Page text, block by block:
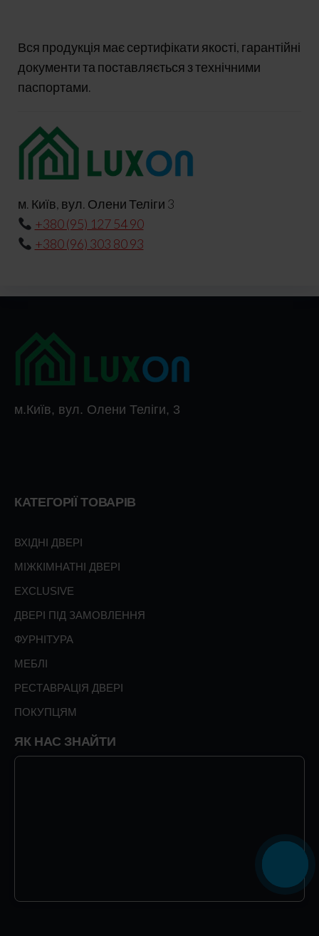
Вся продукція має сертифікати якості, гарантійні
документи та поставляється з технічними
паспортами.
м. Київ, вул. Олени Теліги 3
+380 (95) 127 54 90
+380 (96) 303 80 93
м.Київ, вул. Олени Теліги, 3
КАТЕГОРІЇ ТОВАРІВ
ВХІДНІ ДВЕРІ
МІЖКІМНАТНІ ДВЕРІ
EXCLUSIVE
ДВЕРІ ПІД ЗАМОВЛЕННЯ
ФУРНІТУРА
МЕБЛІ
РЕСТАВРАЦІЯ ДВЕРІ
ПОКУПЦЯМ
ЯК НАС ЗНАЙТИ